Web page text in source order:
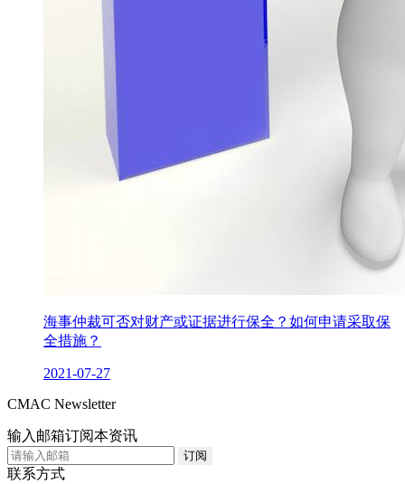
海事仲裁可否对财产或证据进行保全？如何申请采取保
全措施？
2021-07-27
CMAC Newsletter
输入邮箱订阅本资讯
联系方式